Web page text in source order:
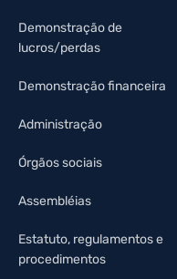
Demonstração de
lucros/perdas
Demonstração financeira
Administração
Órgãos sociais
Assembléias
Estatuto, regulamentos e
procedimentos